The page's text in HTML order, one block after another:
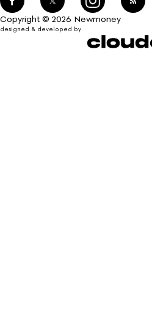
Copyright © 2026 Newmoney
designed & developed by